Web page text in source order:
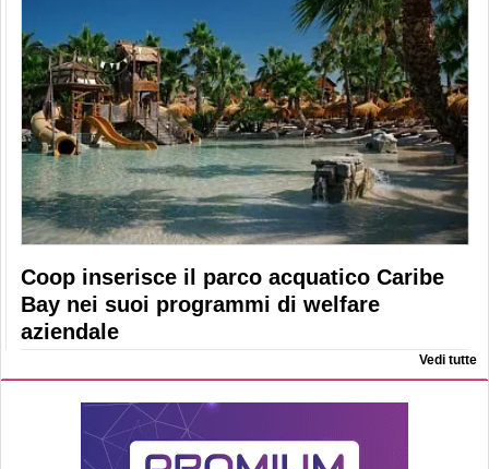
Coop inserisce il parco acquatico Caribe
Bay nei suoi programmi di welfare
aziendale
Vedi tutte